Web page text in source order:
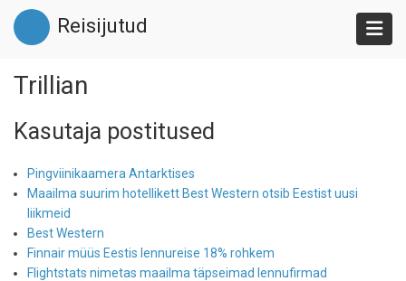
Liigu
edasi
põhisisu
Reisijutud
Trillian
Kasutaja postitused
Pingviinikaamera Antarktises
Maailma suurim hotellikett Best Western otsib Eestist uusi
liikmeid
Best Western
Finnair müüs Eestis lennureise 18% rohkem
Flightstats nimetas maailma täpseimad lennufirmad